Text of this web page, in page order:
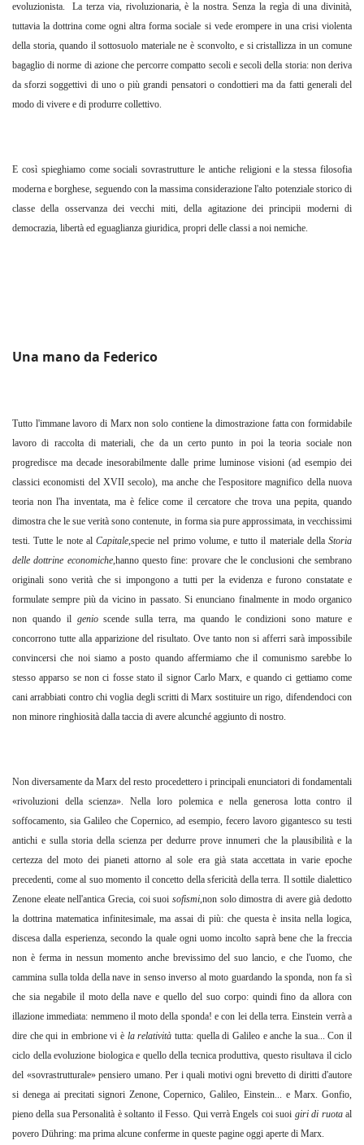
evoluzionista. La terza via, rivoluzionaria, è la nostra. Senza la regìa di una divinità,
tuttavia la dottrina come ogni altra forma sociale si vede erompere in una crisi violenta
della storia, quando il sottosuolo materiale ne è sconvolto, e si cristallizza in un comune
bagaglio di norme di azione che percorre compatto secoli e secoli della storia: non deriva
da sforzi soggettivi di uno o più grandi pensatori o condottieri ma da fatti generali del
modo di vivere e di produrre collettivo.
E così spieghiamo come sociali sovrastrutture le antiche religioni e la stessa filosofia
moderna e borghese, seguendo con la massima considerazione l'alto potenziale storico di
classe della osservanza dei vecchi miti, della agitazione dei principii moderni di
democrazia, libertà ed eguaglianza giuridica, propri delle classi a noi nemiche.
Una mano da Federico
Tutto l'immane lavoro di Marx non solo contiene la dimostrazione fatta con formidabile
lavoro di raccolta di materiali, che da un certo punto in poi la teoria sociale non
progredisce ma decade inesorabilmente dalle prime luminose visioni (ad esempio dei
classici economisti del XVII secolo), ma anche che l'espositore magnifico della nuova
teoria non l'ha inventata, ma è felice come il cercatore che trova una pepita, quando
dimostra che le sue verità sono contenute, in forma sia pure approssimata, in vecchissimi
testi. Tutte le note alCapitale,specie nel primo volume, e tutto il materiale dellaStoria
delle dottrine economiche,hanno questo fine: provare che le conclusioni che sembrano
originali sono verità che si impongono a tutti per la evidenza e furono constatate e
formulate sempre più da vicino in passato. Si enunciano finalmente in modo organico
non quando il genioscende sulla terra, ma quando le condizioni sono mature e
concorrono tutte alla apparizione del risultato. Ove tanto non si afferri sarà impossibile
convincersi che noi siamo a posto quando affermiamo che il comunismo sarebbe lo
stesso apparso se non ci fosse stato il signor Carlo Marx, e quando ci gettiamo come
cani arrabbiati contro chi voglia degli scritti di Marx sostituire un rigo, difendendoci con
non minore ringhiosità dalla taccia di avere alcunché aggiunto di nostro.
Non diversamente da Marx del resto procedettero i principali enunciatori di fondamentali
«rivoluzioni della scienza». Nella loro polemica e nella generosa lotta contro il
soffocamento, sia Galileo che Copernico, ad esempio, fecero lavoro gigantesco su testi
antichi e sulla storia della scienza per dedurre prove innumeri che la plausibilità e la
certezza del moto dei pianeti attorno al sole era già stata accettata in varie epoche
precedenti, come al suo momento il concetto della sfericità della terra. Il sottile dialettico
Zenone eleate nell'antica Grecia, coi suoi sofismi,non solo dimostra di avere già dedotto
la dottrina matematica infinitesimale, ma assai di più: che questa è insita nella logica,
discesa dalla esperienza, secondo la quale ogni uomo incolto saprà bene che la freccia
non è ferma in nessun momento anche brevissimo del suo lancio, e che l'uomo, che
cammina sulla tolda della nave in senso inverso al moto guardando la sponda, non fa sì
che sia negabile il moto della nave e quello del suo corpo: quindi fino da allora con
illazione immediata: nemmeno il moto della sponda! e con lei della terra. Einstein verrà a
dire che qui in embrione vi è la relativitàtutta: quella di Galileo e anche la sua... Con il
ciclo della evoluzione biologica e quello della tecnica produttiva, questo risultava il ciclo
del «sovrastrutturale» pensiero umano. Per i quali motivi ogni brevetto di diritti d'autore
si denega ai precitati signori Zenone, Copernico, Galileo, Einstein... e Marx. Gonfio,
pieno della sua Personalità è soltanto il Fesso. Qui verrà Engels coi suoi giri di ruota al
povero Dühring: ma prima alcune conferme in queste pagine oggi aperte di Marx.